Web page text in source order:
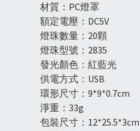
材質：PC燈罩
額定電壓：DC5V
燈珠數量：20顆
燈珠型號：2835
發光顏色：紅藍光
供電方式：USB
環形尺寸：9*9*0.7cm
淨重：33g
包裝尺寸：12*25.5*3cm